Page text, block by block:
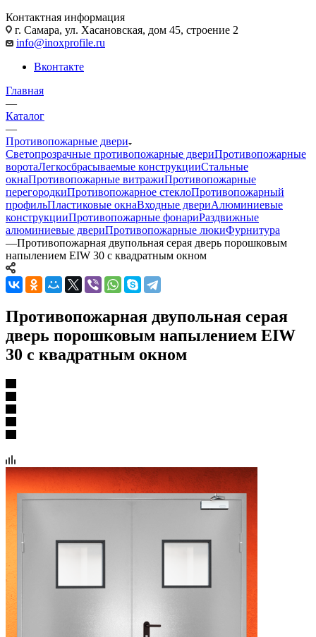
Контактная информация
г. Самара, ул. Хасановская, дом 45, строение 2
info@inoxprofile.ru
Вконтакте
Главная
—
Каталог
—
Противопожарные двери
Светопрозрачные противопожарные двериПротивопожарные
воротаЛегкосбрасываемые конструкцииСтальные
окнаПротивопожарные витражиПротивопожарные
перегородкиПротивопожарное стеклоПротивопожарный
профильПластиковые окнаВходные двериАлюминиевые
конструкцииПротивопожарные фонариРаздвижные
алюминиевые двериПротивопожарные люкиФурнитура
—Противопожарная двупольная серая дверь порошковым
напылением EIW 30 с квадратным окном
Противопожарная двупольная серая
дверь порошковым напылением EIW
30 с квадратным окном